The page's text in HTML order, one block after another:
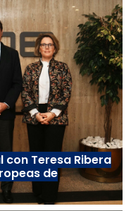
con Teresa Ribera
de